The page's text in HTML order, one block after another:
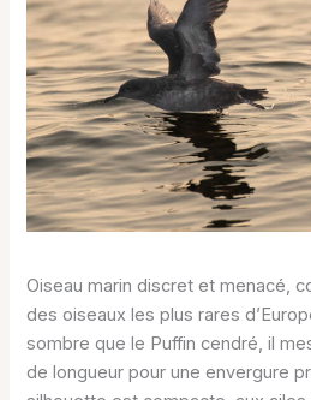
Oiseau marin discret et menacé,
des oiseaux les plus rares
sombre que le Puffin cendré, il
de longueur pour une envergure